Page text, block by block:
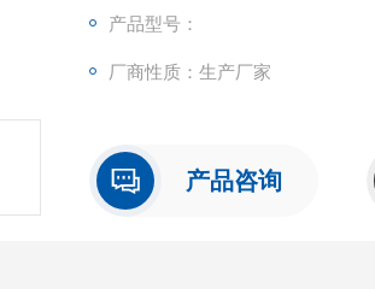
可检测样本中的Rat B-Cell
批内，批间差均<10%。
产品型号：
厂商性质：生产厂家
产品咨询